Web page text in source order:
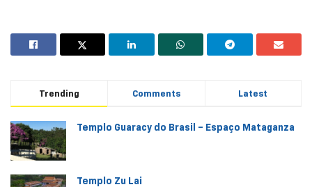
Trending Comments Latest
Templo Guaracy do Brasil – Espaço Mataganza
Templo Zu Lai